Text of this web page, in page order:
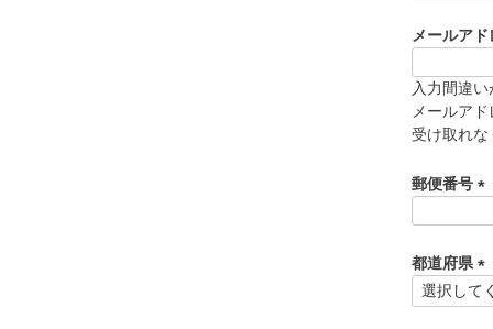
メールアド
入力間違
メールア
受け取れな
郵便番号
須
)
都道府県
(